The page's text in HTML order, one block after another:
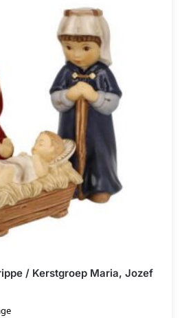
/ Kerstgroep Maria, Jozef